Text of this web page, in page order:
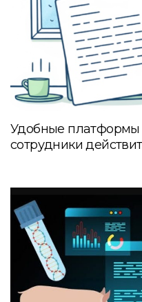
Удобные платформы
сотрудники